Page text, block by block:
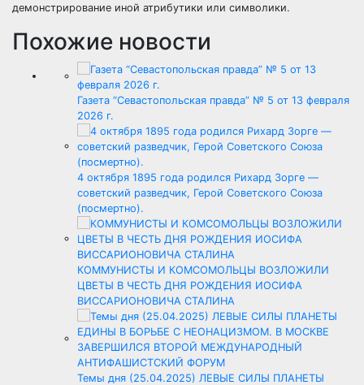
демонстрирование иной атрибутики или символики.
Похожие новости
Газета “Севастопольская правда” № 5 от 13 февраля
2026 г.
4 октября 1895 года родился Рихард Зорге —
советский разведчик, Герой Советского Союза
(посмертно).
КОММУНИСТЫ И КОМСОМОЛЬЦЫ ВОЗЛОЖИЛИ
ЦВЕТЫ В ЧЕСТЬ ДНЯ РОЖДЕНИЯ ИОСИФА
ВИССАРИОНОВИЧА СТАЛИНА
Темы дня (25.04.2025) ЛЕВЫЕ СИЛЫ ПЛАНЕТЫ